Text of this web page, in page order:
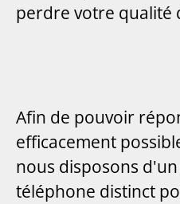
perdre votre qualité
Afin de pouvoir
efficacement
nous disposons
téléphone distinct